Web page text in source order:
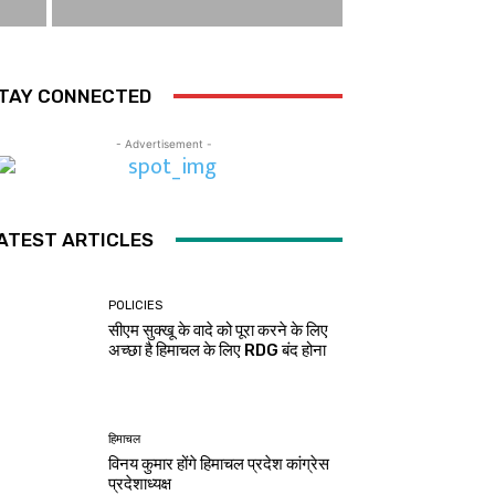
CONNECTED
- Advertisement -
ARTICLES
POLICIES
सीएम सुक्खू के वादे को पूरा करने के लिए
अच्छा है हिमाचल के लिए RDG बंद होना
हिमाचल
विनय कुमार होंगे हिमाचल प्रदेश कांग्रेस
प्रदेशाध्यक्ष